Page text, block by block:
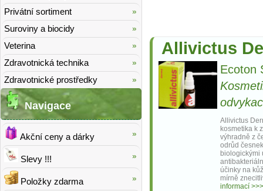
Allivictus
Ecoton
Allivictus
kosmetika k
výhradně z
odrůd
biologickými
účinky na
mírně
informací >>>
Privátní sortiment
Suroviny a biocidy
Veterina
Zdravotnická technika
Zdravotnické prostředky
Navigace
Akční ceny a dárky
Slevy !!!
Položky zdarma